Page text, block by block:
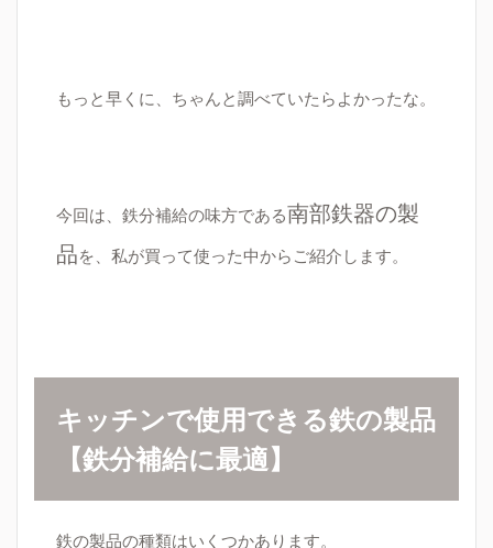
もっと早くに、ちゃんと調べていたらよかったな。
今回は、鉄分補給の味方である南部鉄器の製
品を、私が買って使った中からご紹介します。
キッチンで使用できる鉄の製品
【鉄分補給に最適】
鉄の製品の種類はいくつかあります。